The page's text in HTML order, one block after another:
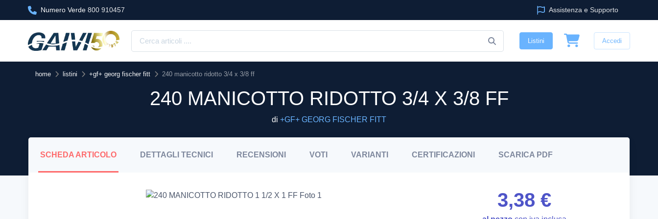
Numero Verde 800 910457 Assistenza e Supporto
Listini Accedi
home listini +gf+ georg fischer fitt 240 manicotto ridotto 3/4 x 3/8 ff
240 MANICOTTO RIDOTTO 3/4 X 3/8 FF
di +GF+ GEORG FISCHER FITT
SCHEDA ARTICOLO DETTAGLI TECNICI RECENSIONI VOTI VARIANTI CERTIFICAZIONI SCARICA PDF
3,38 €